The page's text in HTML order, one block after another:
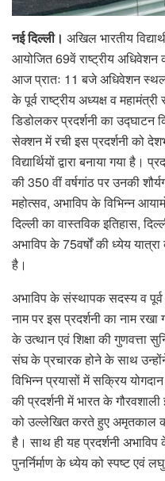
नई दिल्ली। अखिल भारतीय
आयोजित 69वें राष्ट्रीय अधिवेशन
आज प्रातः 11 बजे अधिवेशन स्थल
के पूर्व राष्ट्रीय अध्यक्ष व महामंत्री
डिडोलकर प्रदर्शनी का उद्घाटन
सेक्शन में रची इस प्रदर्शनी को
विद्यार्थियों द्वारा बनाया गया है।
की 350 वीं वर्षगांठ पर उनकी
महोत्सव, अभाविप के विभिन्न
दिल्ली का वास्तविक इतिहास,
अभाविप के 75वर्षों की ध्येय
है।
अभाविप के संस्थापक सदस्य व पूर्व
नाम पर इस प्रदर्शनी का नाम
के उत्थान एवं शिक्षा की गुणवत्ता
संघ के प्रचारक होने के साथ
विभिन्न प्रयासों में सक्रिय
की प्रदर्शनी में भारत के
को उल्लेखित करते हुए अमृतकाल की
है। साथ ही यह प्रदर्शनी अभाविप
पुनर्निर्माण के ध्येय को स्पष्ट एवं